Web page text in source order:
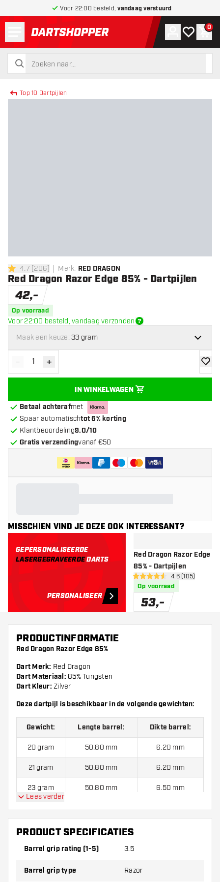
Voor 22:00 besteld,vandaag verstuurd
terug naar home pagina
zoeken
zoeken
Account
Mijn 0
Top 10 Dartpijlen
4.7 score sterren
4.7 [206] Merk: RED DRAGON
Red Dragon Razor Edge 85% - Dartpijlen
42,-
Op voorraad
Voor 22:00 besteld, vandaag verzonden
Maak een keuze: 33 gram
Verminder hoeveelheid
- Verhoog hoeveelheid
+
IN WINKELWAGEN
Betaal achterafmet
Spaar automatischtot 6% korting
Klantbeoordeling9.0/10
Gratis verzendingvanaf €50
+5
MISSCHIEN VIND JE DEZE OOK INTERESSANT?
GEPERSONALISEERDE
LASERGEGRAVEERDEDARTS
PERSONALISEER
Red Dragon Razor Edge
85% - Dartpijlen
open reviews
4.6 score sterren4.6 (105)
Op voorraad
53,-
PRODUCTINFORMATIE
Red Dragon Razor Edge 85%
Dart Merk: Red Dragon
Dart Materiaal: 85% Tungsten
Dart Kleur: Zilver
Deze dartpijl is beschikbaar in de volgende gewichten:
Gewicht: Lengte barrel: Dikte barrel:
20 gram 50.80 mm 6.20 mm
21 gram 50.80 mm 6.20 mm
23 gram 50.80 mm 6.50 mm
24 gram 50.80 mm 6.80 mm
26 gram 50.80 mm
28 gram 50.80 mm
29 gram
Lees verder
PRODUCT SPECIFICATIES
Barrel grip rating (1-5) 3.5
Barrel grip type Razor